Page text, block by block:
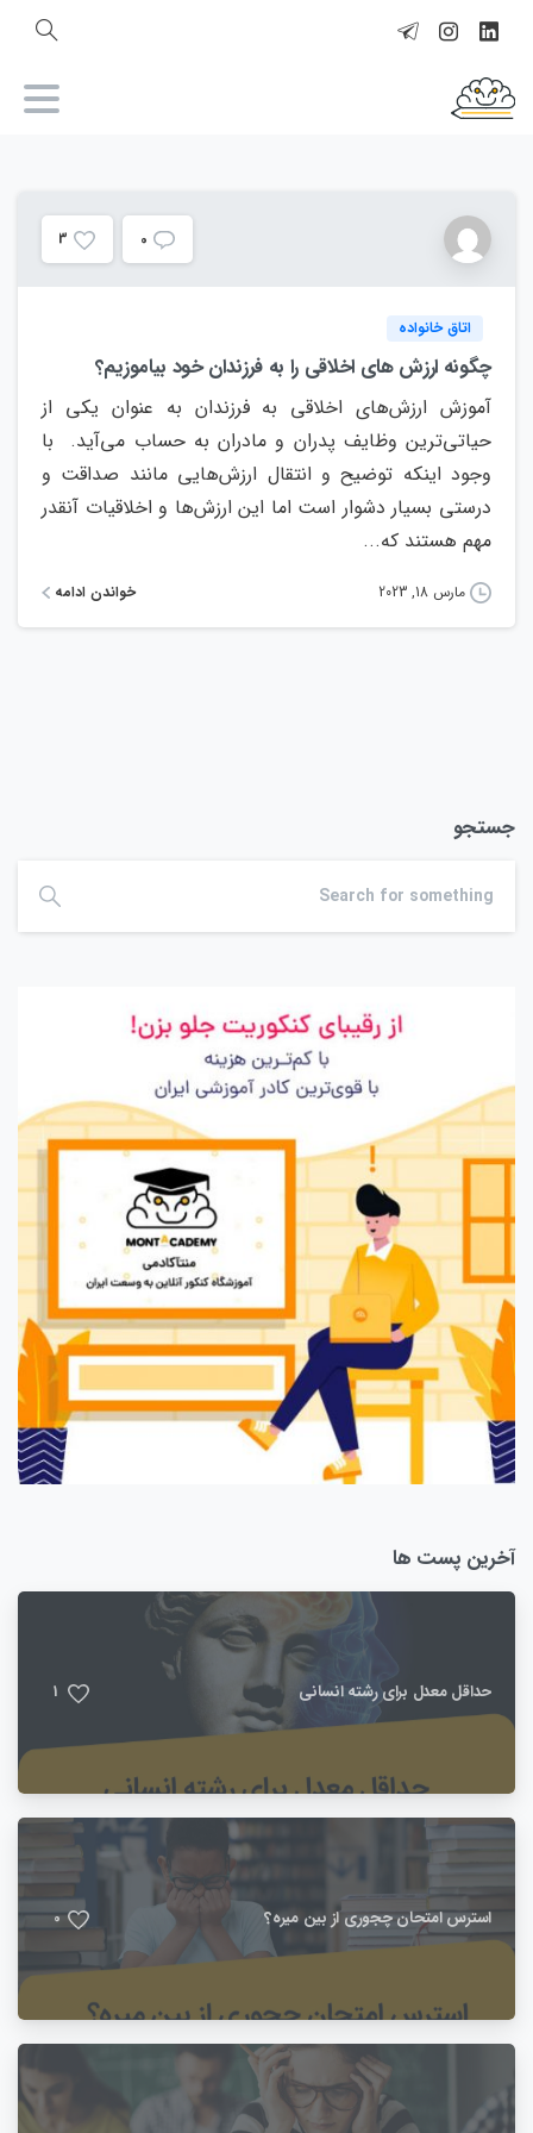
0
3
اتاق خانواده
چگونه ارزش های اخلاقی را به فرزندان خود بیاموزیم؟
آموزش ارزش‌های اخلاقی به فرزندان به عنوان یکی از
حیاتی‌ترین وظایف پدران و مادران به حساب می‌آید. با
وجود اینکه توضیح و انتقال ارزش‌هایی مانند صداقت و
درستی بسیار دشوار است اما این ارزش‌ها و اخلاقیات آنقدر
مهم هستند که...
مارس 18, 2023 خواندن ادامه
جستجو
آخرین پست ها
حداقل معدل برای رشته انسانی 1
استرس امتحان چجوری از بین میره؟ 0